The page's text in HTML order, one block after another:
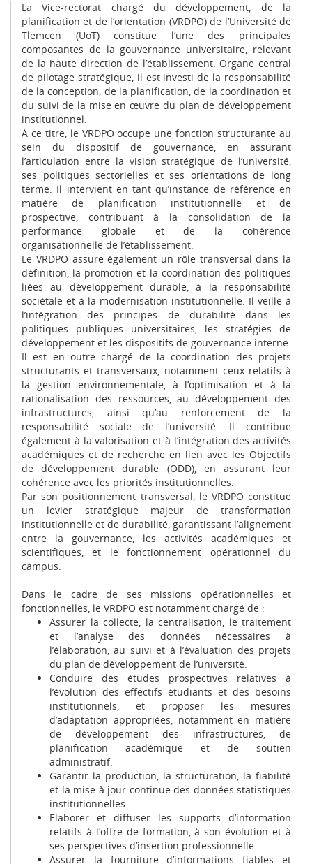
La Vice-rectorat chargé du développement, de la
planification et de l’orientation (VRDPO) de l’Université de
Tlemcen (UoT) constitue l’une des principales
composantes de la gouvernance universitaire, relevant
de la haute direction de l’établissement. Organe central
de pilotage stratégique, il est investi de la responsabilité
de la conception, de la planification, de la coordination et
du suivi de la mise en œuvre du plan de développement
institutionnel.
À ce titre, le VRDPO occupe une fonction structurante au
sein du dispositif de gouvernance, en assurant
l’articulation entre la vision stratégique de l’université,
ses politiques sectorielles et ses orientations de long
terme. Il intervient en tant qu’instance de référence en
matière de planification institutionnelle et de
prospective, contribuant à la consolidation de la
performance globale et de la cohérence
organisationnelle de l’établissement.
Le VRDPO assure également un rôle transversal dans la
définition, la promotion et la coordination des politiques
liées au développement durable, à la responsabilité
sociétale et à la modernisation institutionnelle. Il veille à
l’intégration des principes de durabilité dans les
politiques publiques universitaires, les stratégies de
développement et les dispositifs de gouvernance interne.
Il est en outre chargé de la coordination des projets
structurants et transversaux, notamment ceux relatifs à
la gestion environnementale, à l’optimisation et à la
rationalisation des ressources, au développement des
infrastructures, ainsi qu’au renforcement de la
responsabilité sociale de l’université. Il contribue
également à la valorisation et à l’intégration des activités
académiques et de recherche en lien avec les Objectifs
de développement durable (ODD), en assurant leur
cohérence avec les priorités institutionnelles.
Par son positionnement transversal, le VRDPO constitue
un levier stratégique majeur de transformation
institutionnelle et de durabilité, garantissant l’alignement
entre la gouvernance, les activités académiques et
scientifiques, et le fonctionnement opérationnel du
campus.
Dans le cadre de ses missions opérationnelles et
fonctionnelles, le VRDPO est notamment chargé de :
Assurer la collecte, la centralisation, le traitement
et l’analyse des données nécessaires à
l’élaboration, au suivi et à l’évaluation des projets
du plan de développement de l’université.
Conduire des études prospectives relatives à
l’évolution des effectifs étudiants et des besoins
institutionnels, et proposer les mesures
d’adaptation appropriées, notamment en matière
de développement des infrastructures, de
planification académique et de soutien
administratif.
Garantir la production, la structuration, la fiabilité
et la mise à jour continue des données statistiques
institutionnelles.
Elaborer et diffuser les supports d’information
relatifs à l’offre de formation, à son évolution et à
ses perspectives d’insertion professionnelle.
Assurer la fourniture d’informations fiables et